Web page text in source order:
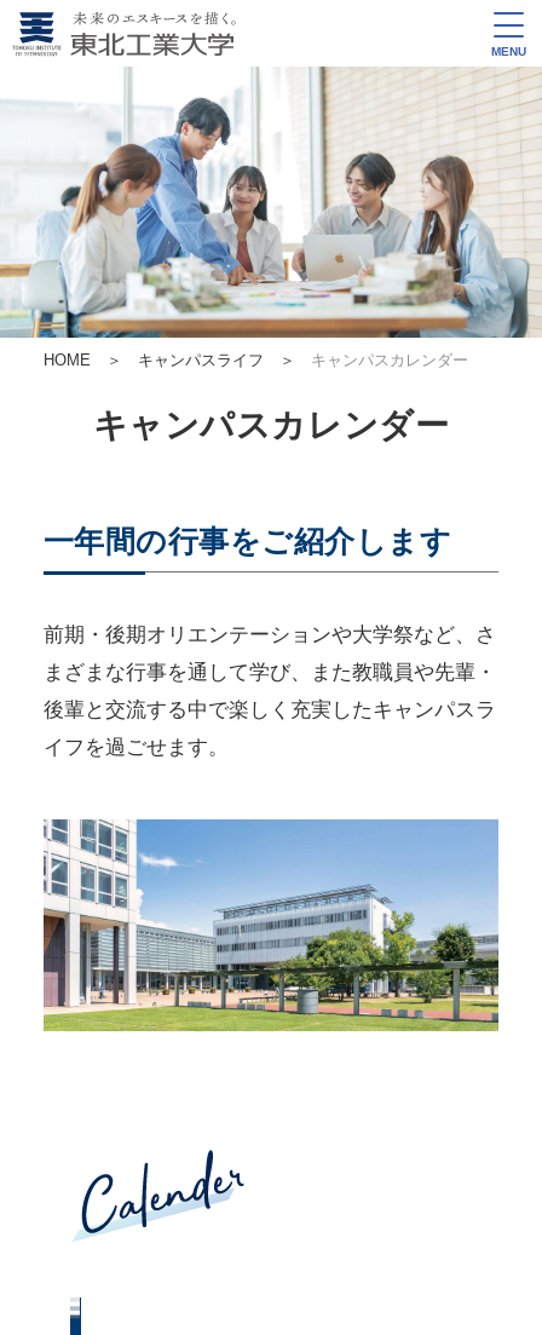
MENU
HOME ＞ キャンパスライフ ＞ キャンパスカレンダー
キャンパスカレンダー
一年間の行事をご紹介します
前期・後期オリエンテーションや大学祭など、さ
まざまな行事を通して学び、また教職員や先輩・
後輩と交流する中で楽しく充実したキャンパスラ
イフを過ごせます。